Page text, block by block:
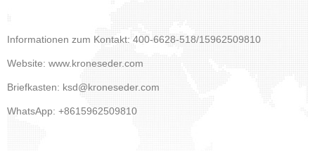
Informationen zum Kontakt: 400-6628-518/15962509810
Website: www.kroneseder.com
Briefkasten: ksd@kroneseder.com
WhatsApp: +8615962509810